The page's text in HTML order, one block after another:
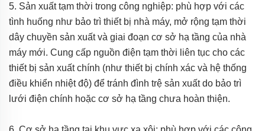
5. Sản xuất tạm thời trong công nghiệp: phù hợp với các
tình huống như bảo trì thiết bị nhà máy, mở rộng tạm thời
dây chuyền sản xuất và giai đoạn cơ sở hạ tầng của nhà
máy mới. Cung cấp nguồn điện tạm thời liên tục cho các
thiết bị sản xuất chính (như thiết bị chính xác và hệ thống
điều khiển nhiệt độ) để tránh đình trệ sản xuất do bảo trì
lưới điện chính hoặc cơ sở hạ tầng chưa hoàn thiện.